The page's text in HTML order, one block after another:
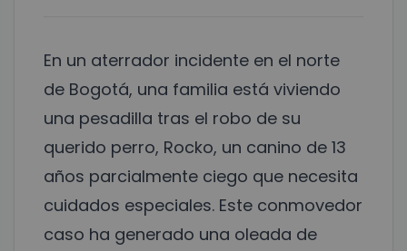
En un aterrador incidente en el norte
de Bogotá, una familia está viviendo
una pesadilla tras el robo de su
querido perro, Rocko, un canino de 13
años parcialmente ciego que necesita
cuidados especiales. Este conmovedor
caso ha generado una oleada de